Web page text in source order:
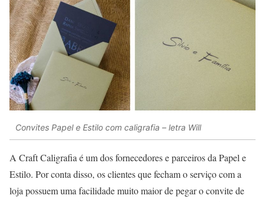
Convites Papel e Estilo com caligrafia – letra Will
A Craft Caligrafia é um dos fornecedores e parceiros da Papel e
Estilo. Por conta disso, os clientes que fecham o serviço com a
loja possuem uma facilidade muito maior de pegar o convite de